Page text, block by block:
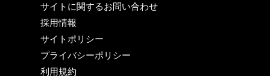
サイトに関するお問い合わせ
採用情報
サイトポリシー
プライバシーポリシー
利用規約